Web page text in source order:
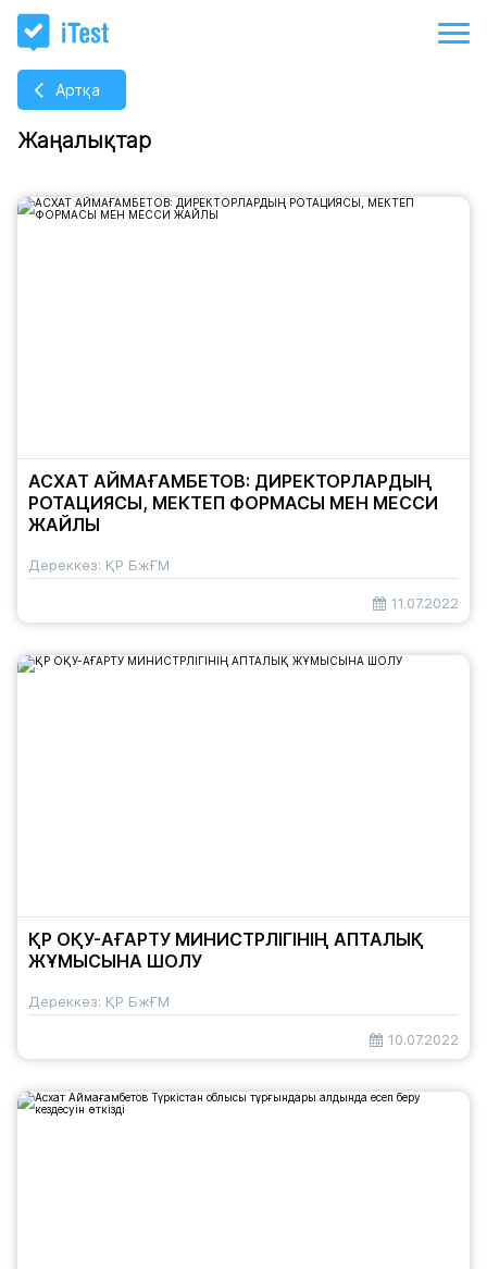
Артқа
Жаңалықтар
АСХАТ АЙМАҒАМБЕТОВ: ДИРЕКТОРЛАРДЫҢ
РОТАЦИЯСЫ, МЕКТЕП ФОРМАСЫ МЕН МЕССИ
ЖАЙЛЫ
Дереккөз: ҚР БжҒМ
11.07.2022
ҚР ОҚУ-АҒАРТУ МИНИСТРЛІГІНІҢ АПТАЛЫҚ
ЖҰМЫСЫНА ШОЛУ
Дереккөз: ҚР БжҒМ
10.07.2022